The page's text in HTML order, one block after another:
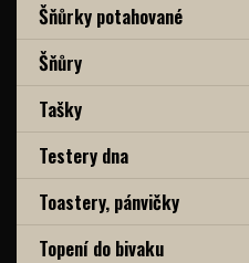
Šňůrky potahované
Šňůry
Tašky
Testery dna
Toastery, pánvičky
Topení do bivaku